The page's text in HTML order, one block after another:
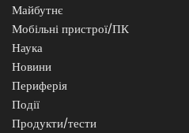
Майбутнє
Мобільні пристрої/ПК
Наука
Новини
Периферія
Події
Продукти/тести